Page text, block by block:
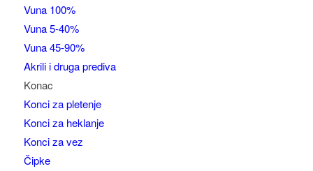
Vuna 100%
Vuna 5-40%
Vuna 45-90%
Akrili i druga prediva
Konac
Konci za pletenje
Konci za heklanje
Konci za vez
Čipke